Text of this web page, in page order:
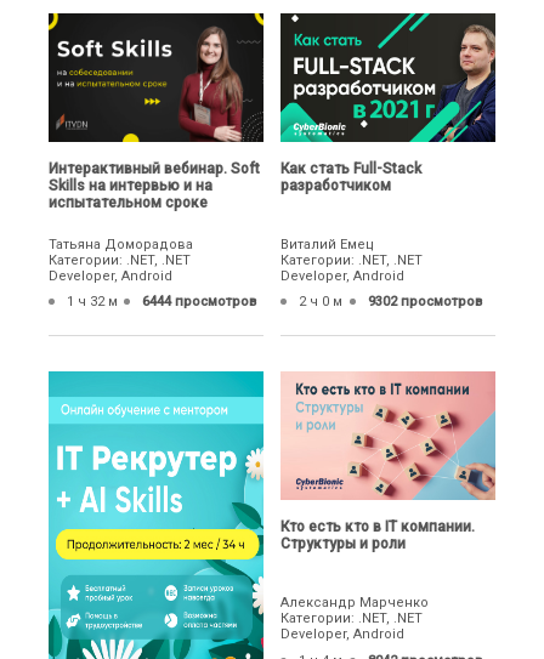
Интерактивный вебинар. Soft
Skills на интервью и на
испытательном сроке
Татьяна Доморадова
Категории: .NET, .NET
Developer, Android
1 ч 32 м
6444 просмотров
Как стать Full-Stack
разработчиком
Виталий Емец
Категории: .NET, .NET
Developer, Android
2 ч 0 м
9302 просмотров
Кто есть кто в IT компании.
Структуры и роли
Александр Марченко
Категории: .NET, .NET
Developer, Android